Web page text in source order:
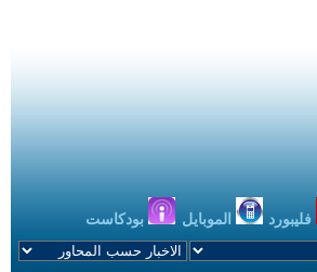
فليبورد الموبايل بودكاست